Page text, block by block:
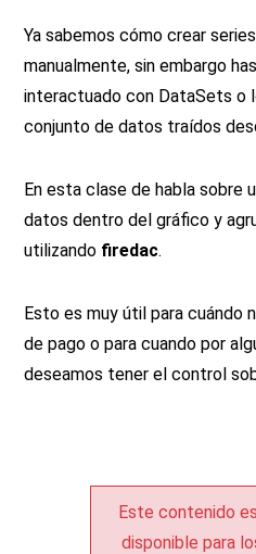
Ya sabemos cómo crear
manualmente, sin embargo
interactuado con DataSets o
conjunto de datos traídos
En esta clase de habla sobre
datos dentro del gráfico y
utilizando firedac.
Esto es muy útil para cuándo
de pago o para cuando por
deseamos tener el control
Este contenido
disponible para